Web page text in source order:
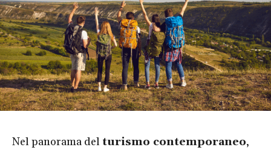
Nel panorama del turismo contemporaneo,